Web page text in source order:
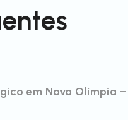
em Nova Olímpia –